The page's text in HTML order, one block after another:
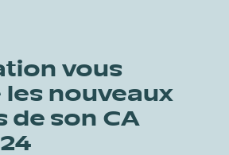
vous
nouveaux
de son CA